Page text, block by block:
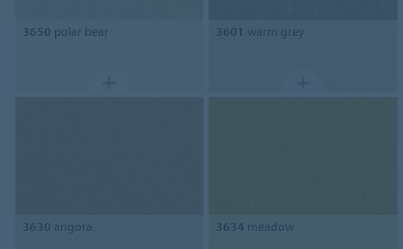
3650 polar bear 3601 warm grey
3630 angora 3634 meadow